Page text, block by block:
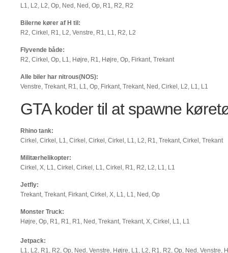
L1, L2, L2, Op, Ned, Ned, Op, R1, R2, R2
Bilerne kører af H til:
R2, Cirkel, R1, L2, Venstre, R1, L1, R2, L2
Flyvende både:
R2, Cirkel, Op, L1, Højre, R1, Højre, Op, Firkant, Trekant
Alle biler har nitrous(NOS):
Venstre, Trekant, R1, L1, Op, Firkant, Trekant, Ned, Cirkel, L2, L1, L1
GTA koder til at spawne
Rhino tank:
Cirkel, Cirkel, L1, Cirkel, Cirkel, Cirkel, L1, L2, R1, Trekant, Cirkel, Trekant
Militærhelikopter:
Cirkel, X, L1, Cirkel, Cirkel, L1, Cirkel, R1, R2, L2, L1, L1
Jetfly:
Trekant, Trekant, Firkant, Cirkel, X, L1, L1, Ned, Op
Monster Truck:
Højre, Op, R1, R1, R1, Ned, Trekant, Trekant, X, Cirkel, L1, L1
Jetpack:
L1, L2, R1, R2, Op, Ned, Venstre, Højre, L1, L2, R1, R2, Op, Ned, Venstre,